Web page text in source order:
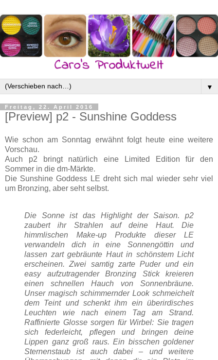
▼
Freitag, 22. April 2016
[Preview] p2 - Sunshine Goddess
Wie schon am Sonntag erwähnt folgt heute eine weitere
Vorschau.
Auch p2 bringt natürlich eine Limited Edition für den
Sommer in die dm-Märkte.
Die Sunshine Goddess LE dreht sich mal wieder sehr viel
um Bronzing, aber seht selbst.
Die Sonne ist das Highlight der Saison. p2
zaubert ihr Strahlen auf deine Haut. Die
himmlischen Make-up Produkte dieser LE
verwandeln dich in eine Sonnengöttin und
lassen zart gebräunte Haut in schönstem Licht
erscheinen. Zwei samtig zarte Puder und ein
easy aufzutragender Bronzing Stick kreieren
einen schnellen Hauch von Sonnenbräune.
Unser magisch schimmernder Look schmeichelt
dem Teint und schenkt ihm ein überirdisches
Leuchten wie nach einem Tag am Strand.
Raffinierte Glosse sorgen für Wirbel: Sie tragen
sich federleicht, pflegen und bringen deine
Lippen ganz groß raus. Ein bisschen goldener
Sternenstaub ist auch dabei – und weitere